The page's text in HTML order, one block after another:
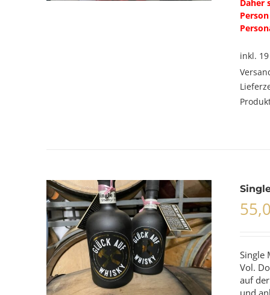
Daher
inkl.
Single
Vol.
auf
und